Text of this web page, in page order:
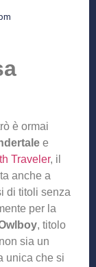
è ormai
e
Traveler, il
anche a
di titoli senza
per la
, titolo
sia un
unica che si